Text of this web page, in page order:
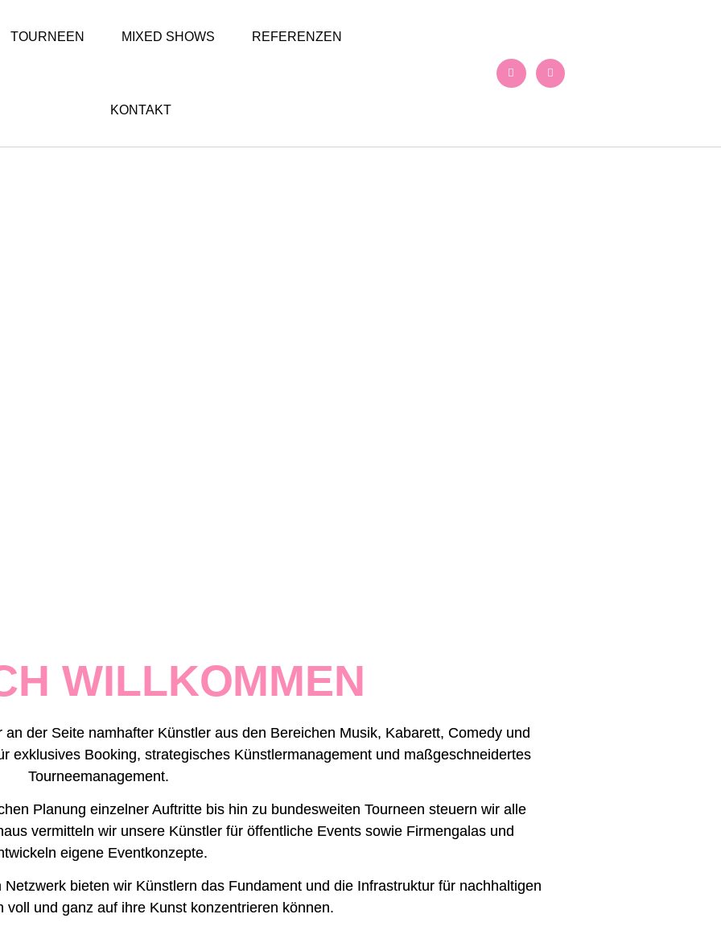
TOURNEEN MIXED SHOWS REFERENZEN
KONTAKT
WILLKOMMEN
der Seite namhafter Künstler aus den Bereichen Musik, Kabarett, Comedy und
exklusives Booking, strategisches Künstlermanagement und maßgeschneidertes
Tourneemanagement.
Planung einzelner Auftritte bis hin zu bundesweiten Tourneen steuern wir alle
vermitteln wir unsere Künstler für öffentliche Events sowie Firmengalas und
eigene Eventkonzepte.
bieten wir Künstlern das Fundament und die Infrastruktur für nachhaltigen
voll und ganz auf ihre Kunst konzentrieren können.